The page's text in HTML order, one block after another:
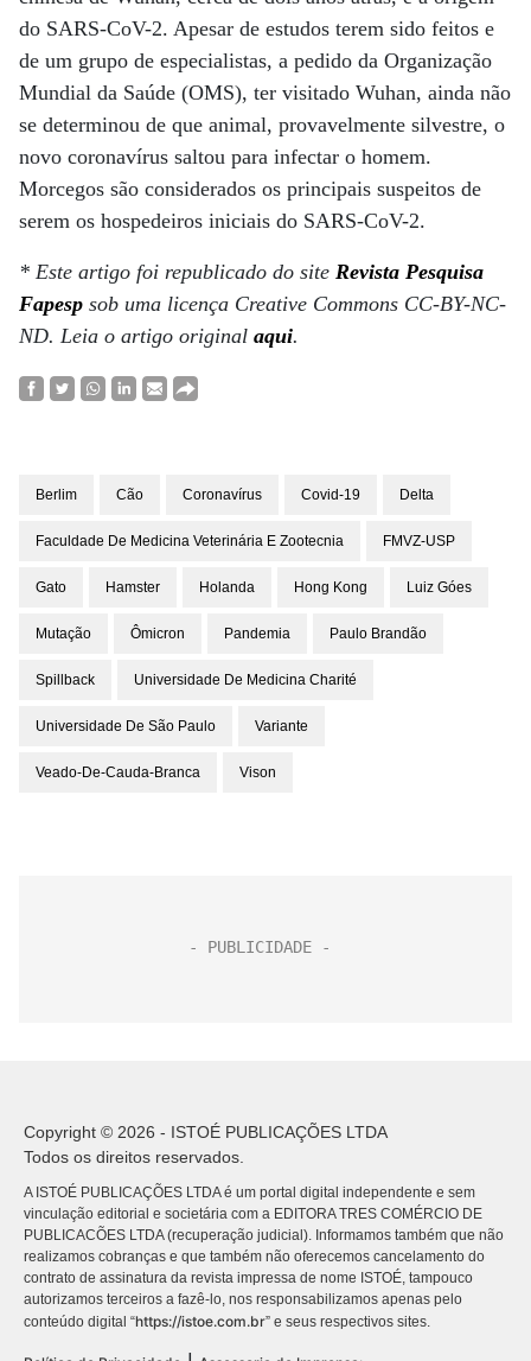
do SARS-CoV-2. Apesar de estudos terem sido feitos e
de um grupo de especialistas, a pedido da Organização
Mundial da Saúde (OMS), ter visitado Wuhan, ainda não
se determinou de que animal, provavelmente silvestre, o
novo coronavírus saltou para infectar o homem.
Morcegos são considerados os principais suspeitos de
serem os hospedeiros iniciais do SARS-CoV-2.
* Este artigo foi republicado do site Revista Pesquisa
Fapesp sob uma licença Creative Commons CC-BY-NC-
ND. Leia o artigo original aqui.
Berlim Cão Coronavírus Covid-19 Delta
Faculdade De Medicina Veterinária E Zootecnia FMVZ-USP
Gato Hamster Holanda Hong Kong Luiz Góes
Mutação Ômicron Pandemia Paulo Brandão
Spillback Universidade De Medicina Charité
Universidade De São Paulo Variante
Veado-De-Cauda-Branca Vison
Copyright © 2026 - ISTOÉ PUBLICAÇÕES LTDA
Todos os direitos reservados.
A ISTOÉ PUBLICAÇÕES LTDA é um portal digital independente e sem
vinculação editorial e societária com a EDITORA TRES COMÉRCIO DE
PUBLICACÕES LTDA (recuperação judicial). Informamos também que não
realizamos cobranças e que também não oferecemos cancelamento do
contrato de assinatura da revista impressa de nome ISTOÉ, tampouco
autorizamos terceiros a fazê-lo, nos responsabilizamos apenas pelo
conteúdo digital “https://istoe.com.br” e seus respectivos sites.